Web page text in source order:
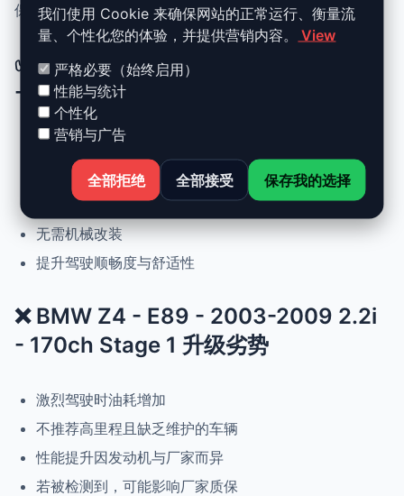
保持原厂可靠性的车主。
✅ BMW Z4 - E89 - 2003-2009 2.2i
- 170ch Stage 1 升级优势
动力提升高达 +30%，扭矩提升 +25%
正常驾驶下优化油耗
可随时恢复原厂设置
无需机械改装
提升驾驶顺畅度与舒适性
❌ BMW Z4 - E89 - 2003-2009 2.2i
- 170ch Stage 1 升级劣势
激烈驾驶时油耗增加
不推荐高里程且缺乏维护的车辆
性能提升因发动机与厂家而异
若被检测到，可能影响厂家质保
我们使用 Cookie 来确保网站的正常运行、衡量流
量、个性化您的体验，并提供营销内容。
View
严格必要（始终启用）
性能与统计
个性化
营销与广告
全部拒绝 全部接受 保存我的选择